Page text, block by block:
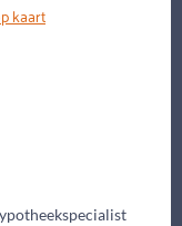
kaart